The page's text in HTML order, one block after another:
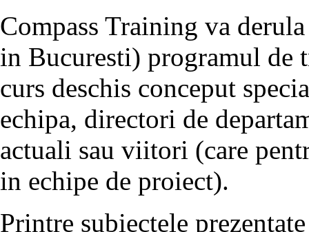
Compass Training va
in Bucuresti) programul de
curs deschis conceput
echipa, directori de
actuali sau viitori (care
in echipe de proiect).
Printre subiectele